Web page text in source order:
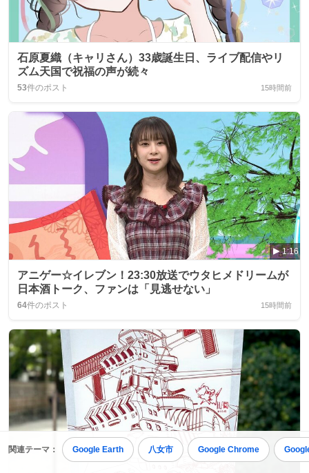
関連テーマ： Google Earth 八女市 Google Chrome
石原夏織（キャリさん）33歳誕生日、ライブ配信やリ
ズム天国で祝福の声が続々
53件のポスト 15時間前
1:16
アニゲー☆イレブン！23:30放送でウタヒメドリームが
日本酒トーク、ファンは「見逃せない」
64件のポスト 15時間前